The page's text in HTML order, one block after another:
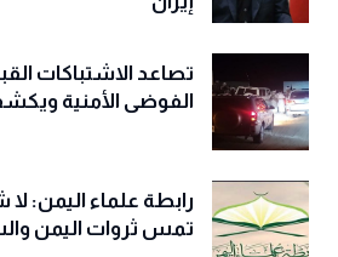
تصاعد الاشتباكات
الفوضى الأمنية
رابطة علماء اليمن:
تمس ثروات اليمن